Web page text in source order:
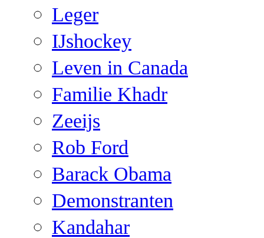
Leger
IJshockey
Leven in Canada
Familie Khadr
Zeeijs
Rob Ford
Barack Obama
Demonstranten
Kandahar